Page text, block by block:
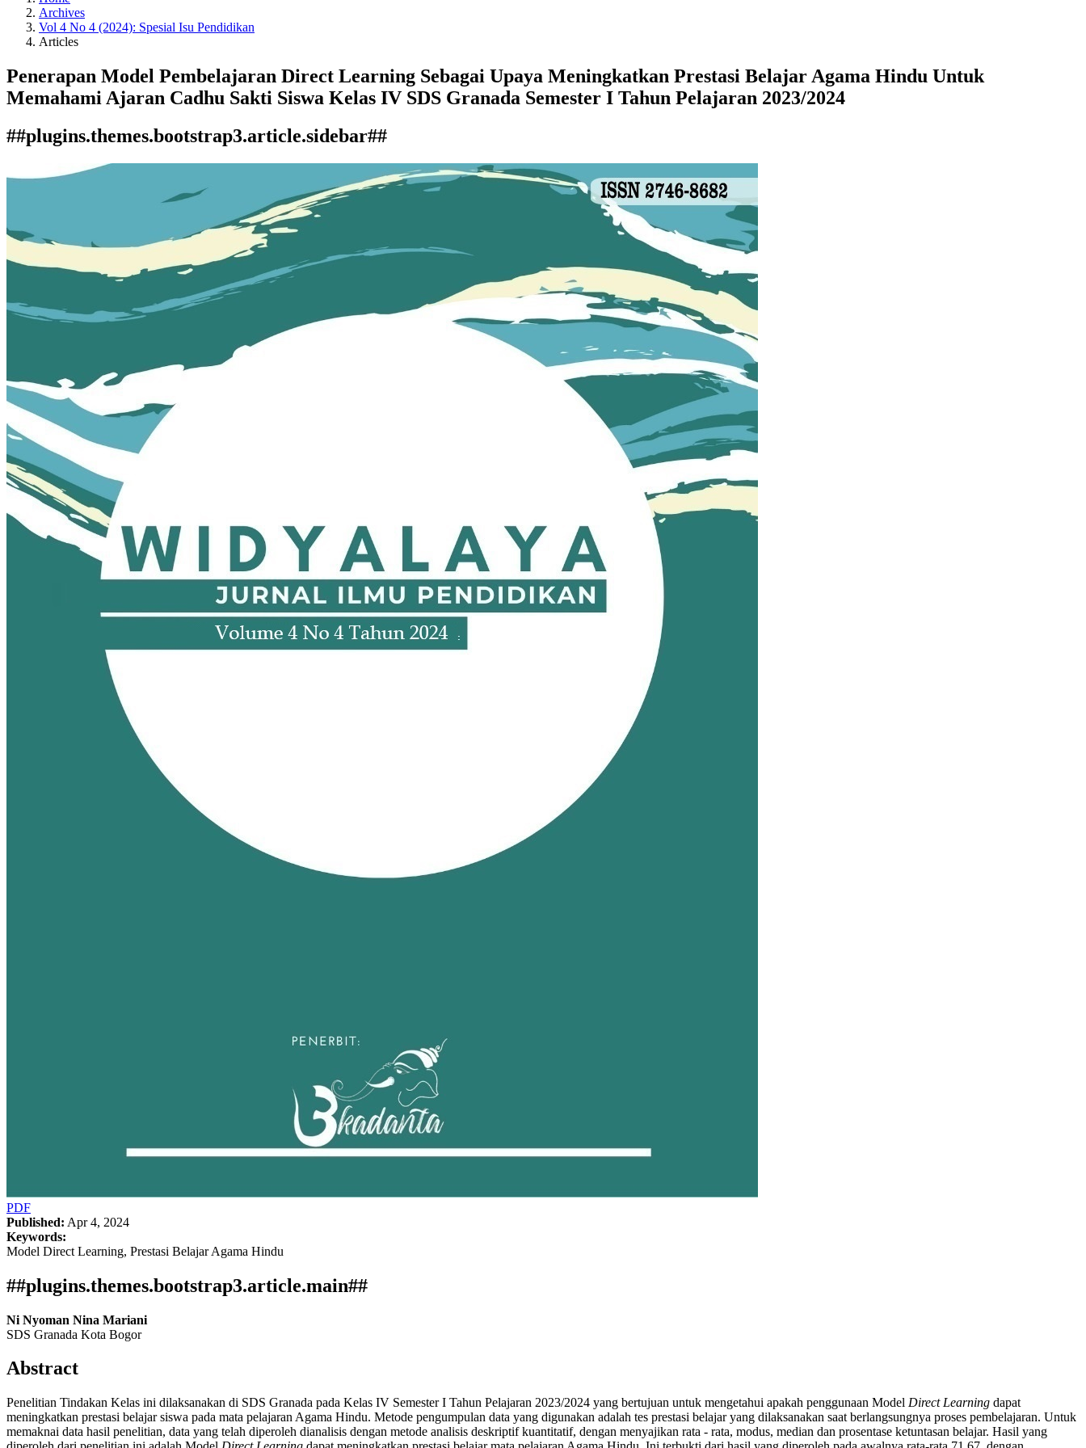
Archives
Vol 4 No 4 (2024): Spesial Isu Pendidikan
Articles
Penerapan Model Pembelajaran Direct Learning Sebagai Upaya Meningkatkan Prestasi Belajar Agama Hindu Untuk
Memahami Ajaran Cadhu Sakti Siswa Kelas IV SDS Granada Semester I Tahun Pelajaran 2023/2024
##plugins.themes.bootstrap3.article.sidebar##
PDF
Published: Apr 4, 2024
Keywords:
Model Direct Learning, Prestasi Belajar Agama Hindu
##plugins.themes.bootstrap3.article.main##
Ni Nyoman Nina Mariani
SDS Granada Kota Bogor
Abstract
Penelitian Tindakan Kelas ini dilaksanakan di SDS Granada pada Kelas IV Semester I Tahun Pelajaran 2023/2024 yang bertujuan untuk mengetahui apakah penggunaan Model Direct Learning dapat
meningkatkan prestasi belajar siswa pada mata pelajaran Agama Hindu. Metode pengumpulan data yang digunakan adalah tes prestasi belajar yang dilaksanakan saat berlangsungnya proses pembelajaran. Untuk
memaknai data hasil penelitian, data yang telah diperoleh dianalisis dengan metode analisis deskriptif kuantitatif, dengan menyajikan rata - rata, modus, median dan prosentase ketuntasan belajar. Hasil yang